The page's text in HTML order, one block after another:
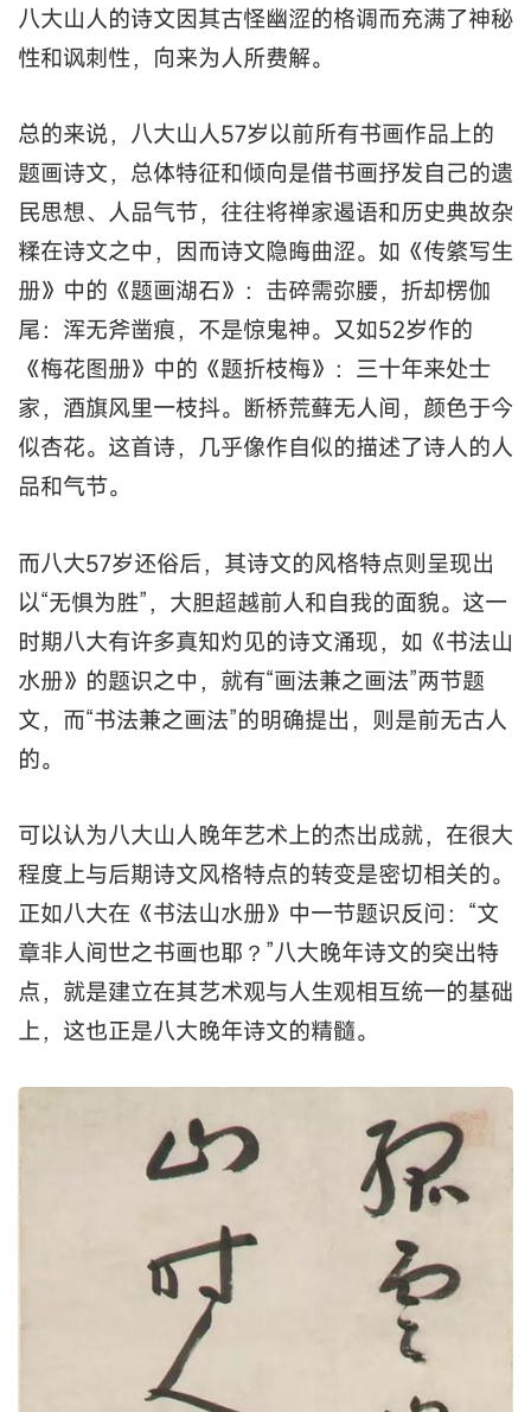
八大山人的诗文因其古怪幽涩的格调而充满了神秘
性和讽刺性，向来为人所费解。
总的来说，八大山人57岁以前所有书画作品上的
题画诗文，总体特征和倾向是借书画抒发自己的遗
民思想、人品气节，往往将禅家遏语和历史典故杂
糅在诗文之中，因而诗文隐晦曲涩。如《传綮写生
册》中的《题画湖石》：击碎需弥腰，折却楞伽
尾：浑无斧凿痕，不是惊鬼神。又如52岁作的
《梅花图册》中的《题折枝梅》：三十年来处士
家，酒旗风里一枝抖。断桥荒藓无人间，颜色于今
似杏花。这首诗，几乎像作自似的描述了诗人的人
品和气节。
而八大57岁还俗后，其诗文的风格特点则呈现出
以“无惧为胜”，大胆超越前人和自我的面貌。这一
时期八大有许多真知灼见的诗文涌现，如《书法山
水册》的题识之中，就有“画法兼之画法”两节题
文，而“书法兼之画法”的明确提出，则是前无古人
的。
可以认为八大山人晚年艺术上的杰出成就，在很大
程度上与后期诗文风格特点的转变是密切相关的。
正如八大在《书法山水册》中一节题识反问：“文
章非人间世之书画也耶？”八大晚年诗文的突出特
点，就是建立在其艺术观与人生观相互统一的基础
上，这也正是八大晚年诗文的精髓。